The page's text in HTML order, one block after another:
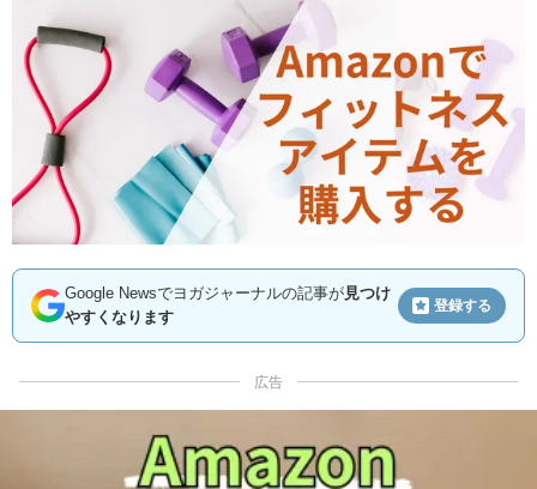
Google Newsでヨガジャーナルの記事が見つけ
やすくなります
登録する
広告